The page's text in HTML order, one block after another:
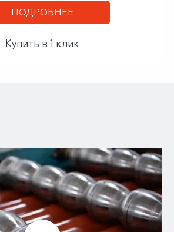
ПОДРОБНЕЕ
Купить в 1 клик